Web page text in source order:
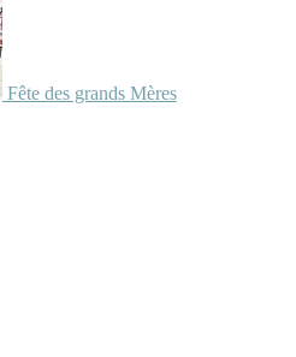
Fête des grands Mères